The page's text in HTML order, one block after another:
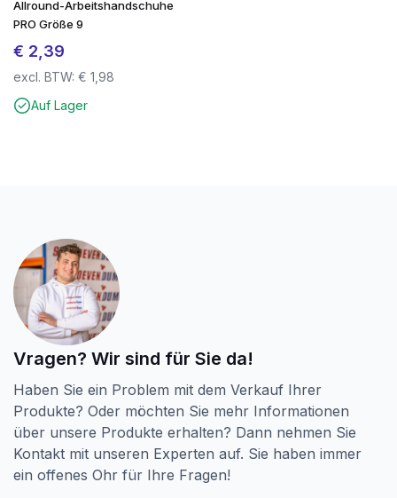
Einfache Montage mit Torx
Geben Sie Ihrem Projekt die Robustheit und das
Aussehen, das es verdient.
Bestellen Sie jetzt Screwdump Terrassenschrauben
Allround-Arbeitshandschuhe
PRO Größe 9
€ 2,39
excl. BTW: € 1,98
Auf Lager
Vragen? Wir sind für Sie da!
Haben Sie ein Problem mit dem Verkauf Ihrer
Produkte? Oder möchten Sie mehr Informationen
über unsere Produkte erhalten? Dann nehmen Sie
Kontakt mit unseren Experten auf. Sie haben immer
ein offenes Ohr für Ihre Fragen!